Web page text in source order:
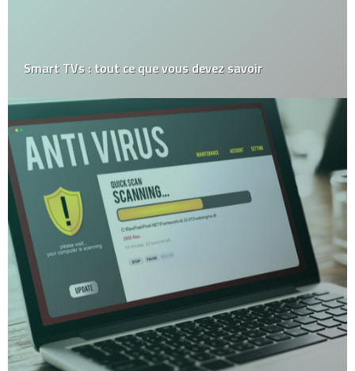
Smart TVs : tout ce que vous devez savoir